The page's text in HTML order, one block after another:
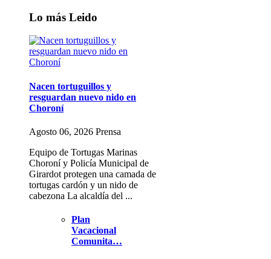
Lo más Leido
Nacen tortuguillos y
resguardan nuevo nido en
Choroní
Agosto 06, 2026 Prensa
Equipo de Tortugas Marinas
Choroní y Policía Municipal de
Girardot protegen una camada de
tortugas cardón y un nido de
cabezona La alcaldía del ...
Plan
Vacacional
Comunita…